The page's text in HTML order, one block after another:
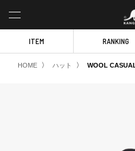
ITEM RANKING
HOME 〉 ハット 〉 WOOL